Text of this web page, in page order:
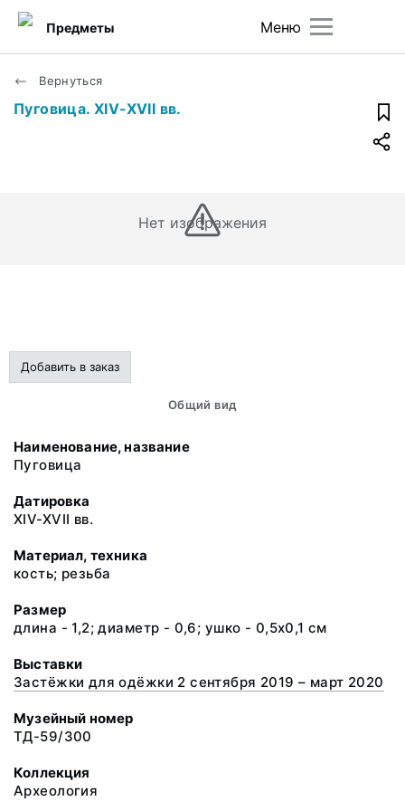
Меню
Предметы
Вернуться
Пуговица. XIV-XVII вв.
Нет изображения
Добавить в заказ
Общий вид
Наименование, название
Пуговица
Датировка
XIV-XVII вв.
Материал, техника
кость; резьба
Размер
длина - 1,2; диаметр - 0,6; ушко - 0,5х0,1 см
Выставки
Застёжки для одёжки 2 сентября 2019 – март 2020
Музейный номер
ТД-59/300
Коллекция
Археология